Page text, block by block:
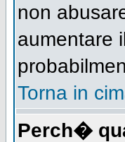
non
aumentare
Torna in
Perch�